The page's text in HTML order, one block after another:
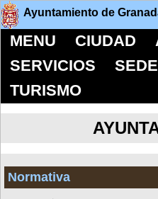
Ayuntamiento de
MENU CIUDAD
SERVICIOS
TURISMO
Normativa